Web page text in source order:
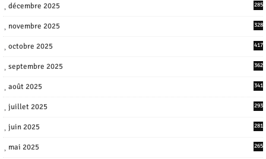
décembre 2025 285
novembre 2025 328
octobre 2025 417
septembre 2025 362
août 2025 341
juillet 2025 293
juin 2025 281
mai 2025 265